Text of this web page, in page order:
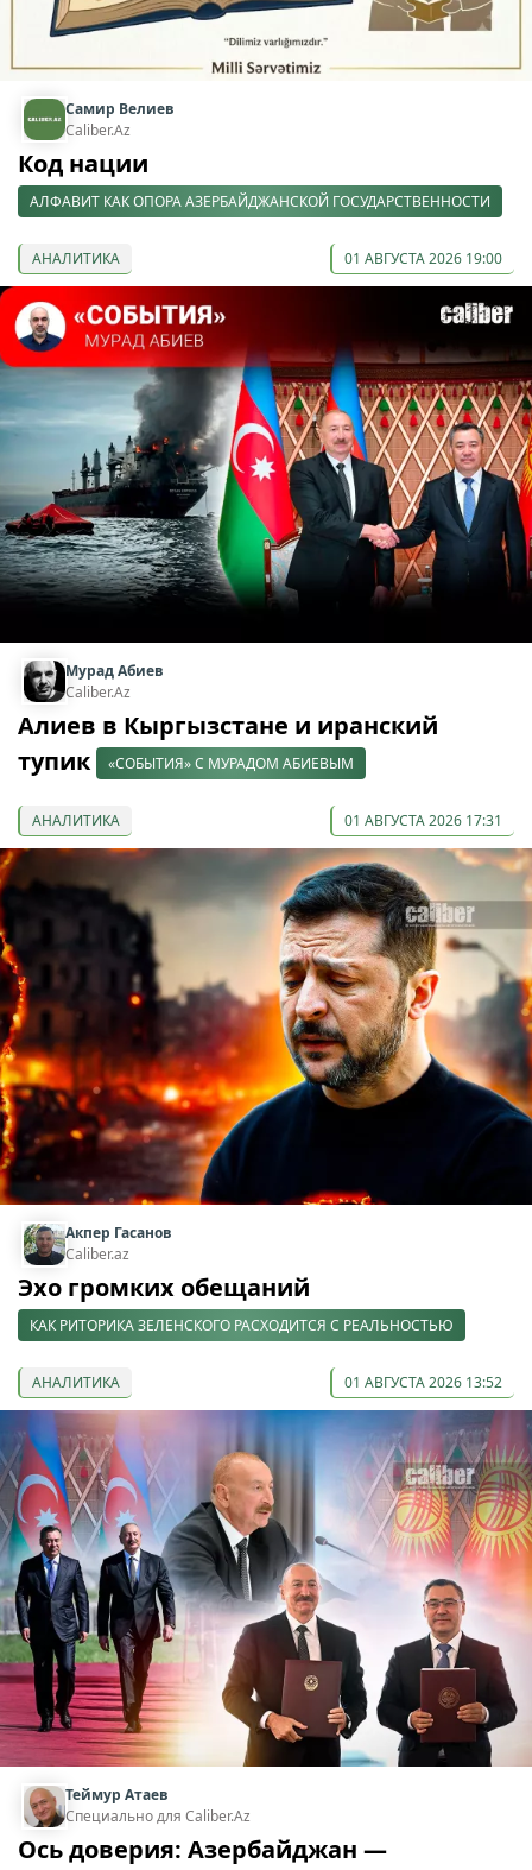
Самир Велиев
Caliber.Az
Код нации
АЛФАВИТ КАК ОПОРА АЗЕРБАЙДЖАНСКОЙ ГОСУДАРСТВЕННОСТИ
АНАЛИТИКА 01 АВГУСТА 2026 19:00
Мурад Абиев
Caliber.Az
Алиев в Кыргызстане и иранский
тупик
«СОБЫТИЯ» С МУРАДОМ АБИЕВЫМ
АНАЛИТИКА 01 АВГУСТА 2026 17:31
Акпер Гасанов
Caliber.az
Эхо громких обещаний
КАК РИТОРИКА ЗЕЛЕНСКОГО РАСХОДИТСЯ С РЕАЛЬНОСТЬЮ
АНАЛИТИКА 01 АВГУСТА 2026 13:52
Теймур Атаев
Специально для Caliber.Az
Ось доверия: Азербайджан —